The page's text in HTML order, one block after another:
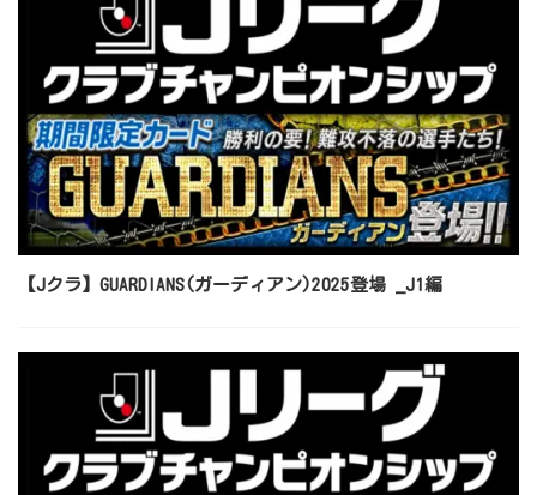
【Jクラ】GUARDIANS(ガーディアン)2025登場 _J1編